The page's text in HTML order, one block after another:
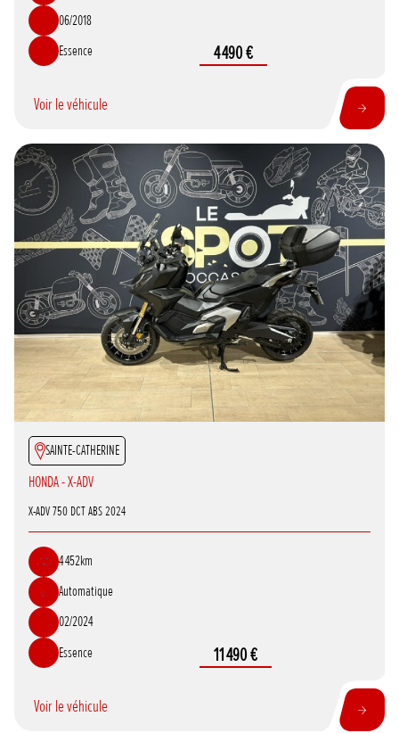
06/2018
Essence
4 490 €
Voir le véhicule
SAINTE-CATHERINE
HONDA - X-ADV
X-ADV 750 DCT ABS 2024
4 452km
Automatique
02/2024
Essence
11 490 €
Voir le véhicule